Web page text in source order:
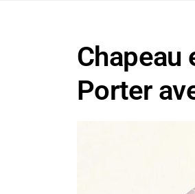
Chapeau
Porter